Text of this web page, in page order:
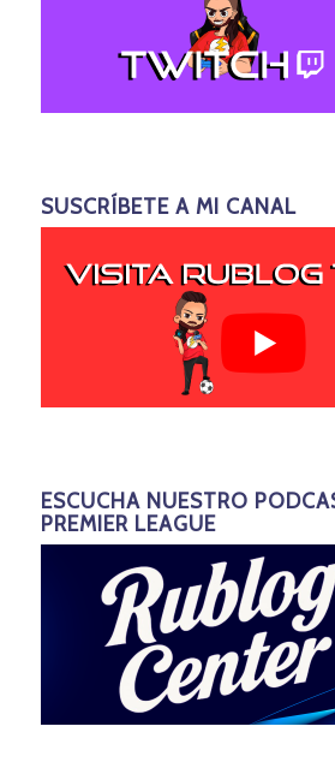
SUSCRÍBETE A MI CANAL
ESCUCHA NUESTRO
PREMIER LEAGUE